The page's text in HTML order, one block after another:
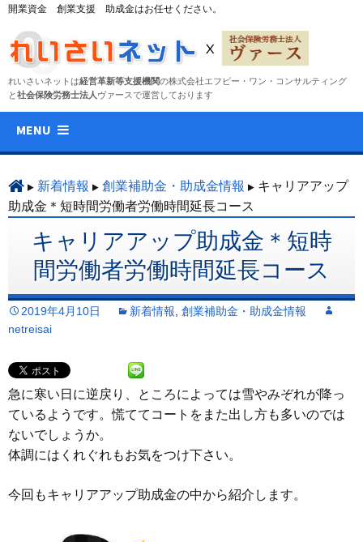
開業資金 創業支援 助成金はお任せください。
れいさいネットは経営革新等支援機関の株式会社エフピー・ワン・コンサルティング
と社会保険労務士法人 ヴァースで運営しております
MENU
ン
ツ
へ
ス
キ
ッ
プ
新着情報 創業補助金・助成金情報
キャリアアップ
助成金＊短時間労働者労働時間延長コース
キャリアアップ助成金＊短時
間労働者労働時間延長コース
2019年4月10日 新着情報, 創業補助金・助成金情報
netreisai
急に寒い日に逆戻り、ところによっては雪やみぞれが降っ
ているようです。慌ててコートをまた出し方も多いのでは
ないでしょうか。
体調にはくれぐれもお気をつけ下さい。
今回もキャリアアップ助成金の中から紹介します。